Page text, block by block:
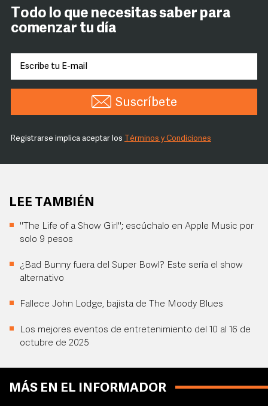
Todo lo que necesitas saber para
comenzar tu día
Suscríbete
Registrarse implica aceptar los Términos y Condiciones
LEE TAMBIÉN
"The Life of a Show Girl"; escúchalo en Apple Music por
solo 9 pesos
¿Bad Bunny fuera del Super Bowl? Este sería el show
alternativo
Fallece John Lodge, bajista de The Moody Blues
Los mejores eventos de entretenimiento del 10 al 16 de
octubre de 2025
MÁS EN EL INFORMADOR